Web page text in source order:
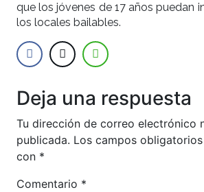
que los jóvenes de 17 años puedan
los locales bailables.
Deja una respuesta
Tu dirección de correo electrónico
publicada. Los campos
con *
Comentario *